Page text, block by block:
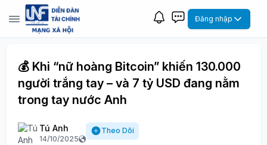
Đăng nhập
💰 Khi “nữ hoàng Bitcoin” khiến 130.000
người trắng tay – và 7 tỷ USD đang nằm
trong tay nước Anh
Tú Anh
14/10/2025
Theo Dõi